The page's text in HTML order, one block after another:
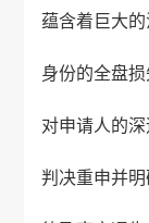
蕴含着巨大
身份的全盘损
对申请人的
判决重申并